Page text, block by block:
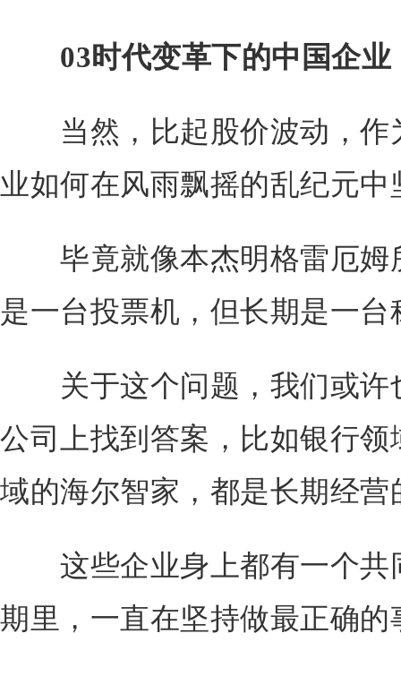
03时代变革下的中国企业
当然，比起股价波动，作
业如何在风雨飘摇的乱纪元
毕竟就像本杰明格雷厄姆
是一台投票机，但长期是一台
关于这个问题，我们或许
公司上找到答案，比如银行
域的海尔智家，都是长期经营
这些企业身上都有一个共
期里，一直在坚持做最正确的